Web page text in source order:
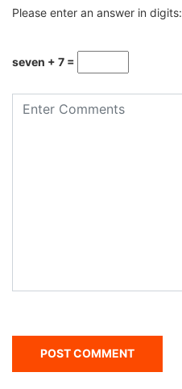
Please enter an answer in digits:
seven + 7 =